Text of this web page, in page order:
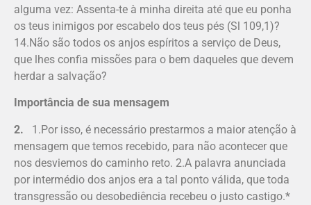
alguma vez: Assenta-te à minha direita até que eu ponha
os teus inimigos por escabelo dos teus pés (Sl 109,1)?
14.Não são todos os anjos espíritos a serviço de Deus,
que lhes confia missões para o bem daqueles que devem
herdar a salvação?
Importância de sua mensagem
2. 1.Por isso, é necessário pres­tarmos a maior atenção à
mensagem que temos recebido, para não acontecer que
nos desviemos do caminho reto. 2.A palavra anunciada
por intermédio dos anjos era a tal ponto válida, que toda
transgressão ou desobediência recebeu o justo castigo.*